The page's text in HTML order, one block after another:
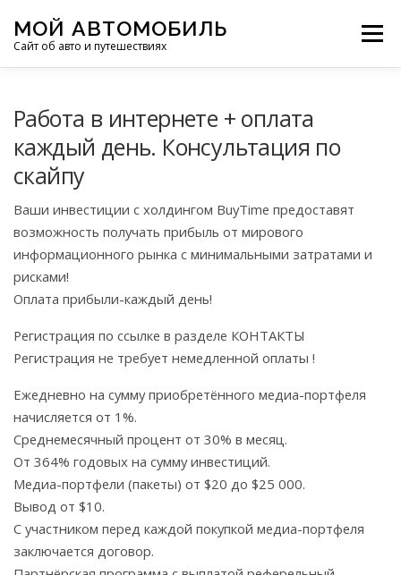
содержимому
МОЙ АВТОМОБИЛЬ
Сайт об авто и путешествиях
Меню
МОТОЦИКЛЫ
ФОТООТЧЕТЫ ОСТАЛЬНОЕ
Работа в интернете + оплата
каждый день. Консультация по
скайпу
Ваши инвестиции с холдингом BuyTime предоставят
возможность получать прибыль от мирового
информационного рынка с минимальными затратами и
рисками!
Оплата прибыли-каждый день!
Регистрация по ссылке в разделе КОНТАКТЫ
Регистрация не требует немедленной оплаты !
Ежедневно на сумму приобретённого медиа-портфеля
начисляется от 1%.
Среднемесячный процент от 30% в месяц.
От 364% годовых на сумму инвестиций.
Медиа-портфели (пакеты) от $20 до $25 000.
Вывод от $10.
С участником перед каждой покупкой медиа-портфеля
заключается договор.